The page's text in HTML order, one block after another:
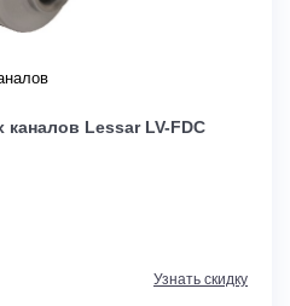
каналов Lessar LV-FDС
Узнать скидку